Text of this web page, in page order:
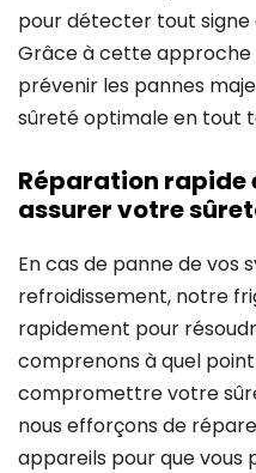
pour détecter tout
Grâce à cette approche
prévenir les pannes
sûreté optimale en tout
Réparation rapide
assurer votre
En cas de panne de vos
refroidissement, notre
rapidement pour
comprenons à quel
compromettre votre
nous efforçons de
appareils pour que vous